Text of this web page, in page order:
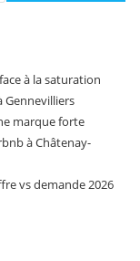
à la saturation
Gennevilliers
marque forte
à Châtenay-
vs demande 2026